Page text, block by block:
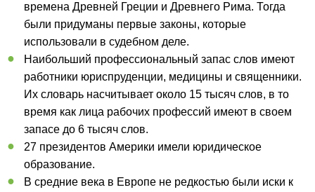
времена Древней Греции и Древнего Рима. Тогда
были придуманы первые законы, которые
использовали в судебном деле.
Наибольший профессиональный запас слов имеют
работники юриспруденции, медицины и священники.
Их словарь насчитывает около 15 тысяч слов, в то
время как лица рабочих профессий имеют в своем
запасе до 6 тысяч слов.
27 президентов Америки имели юридическое
образование.
В средние века в Европе не редкостью были иски к